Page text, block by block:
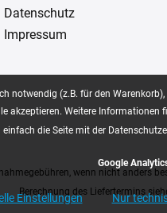
Datenschutz
Impressum
wenn nicht anders
Berechnung des Liefertermins
notwendig (z.B. für den
akzeptieren. Weitere
einfach die Seite mit der
Google
Einstellungen Nur